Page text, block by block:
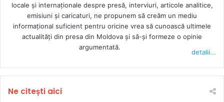
reușit este un instrument didactic folosit în toate
trainingurile despre podcast din lume ale DW Akademie.
Kit-ul conține 61 de fișe, fiecare cu un aspect cheie care
ajută la dezvoltarea, structurarea, definirea și chiar
evaluarea podcastul. Cartonașele sprijină la fiecare pas,
dar, lucru important, nu oferă răspunsuri. Ele ajută viitorii
concentreze asupra părților esențiale de care are nevoie
locale şi internaţionale despre presă, interviuri, articole analitice,
emisiuni și caricaturi, ne propunem să creăm un mediu
informaţional suficient pentru oricine vrea să cunoască ultimele
actualităţi din presa din Moldova şi să-şi formeze o opinie
argumentată.
detalii...
Ne citești aici